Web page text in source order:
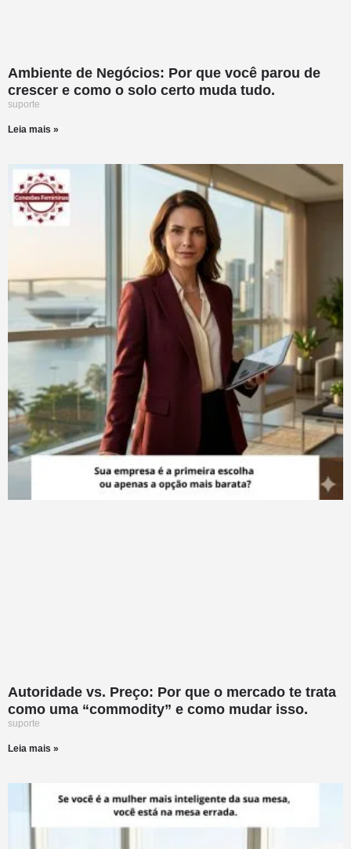
Ambiente de Negócios: Por que você parou de
crescer e como o solo certo muda tudo.
suporte
Leia mais »
Autoridade vs. Preço: Por que o mercado te trata
como uma “commodity” e como mudar isso.
suporte
Leia mais »